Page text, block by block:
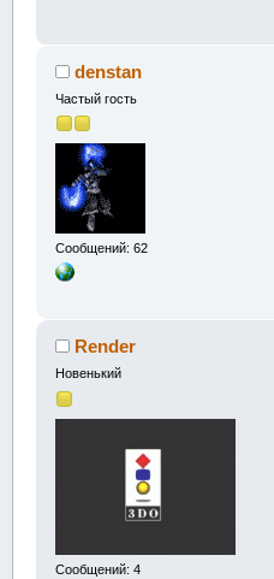
denstan
Частый гость
Сообщений: 62
Render
Новенький
Сообщений: 4